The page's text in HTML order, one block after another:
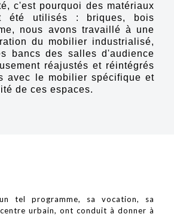
c'est pourquoi des matériaux
été utilisés : briques, bois
nous avons travaillé à une
du mobilier industrialisé,
bancs des salles d'audience
réajustés et réintégrés
avec le mobilier spécifique et
de ces espaces.
tel programme, sa vocation, sa
urbain, ont conduit à donner à